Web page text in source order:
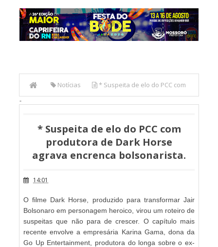
Notícias * Suspeita de elo do PCC com
produtora de Dark Horse agrava encrenca bolsonarista.
-
* Suspeita de elo do PCC com
produtora de Dark Horse
agrava encrenca bolsonarista.
14:01
O filme Dark Horse, produzido para transformar Jair
Bolsonaro em personagem heroico, virou um roteiro de
suspeitas que não para de crescer. O capítulo mais
recente envolve a empresária Karina Gama, dona da
Go Up Entertainment, produtora do longa sobre o ex-